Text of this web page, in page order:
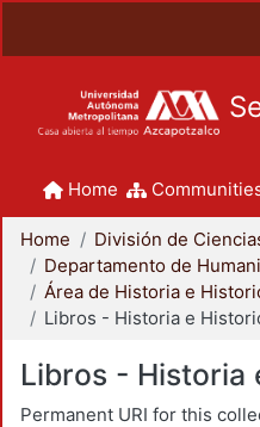
Home
Home
Libros - Historia
Permanent URI for this